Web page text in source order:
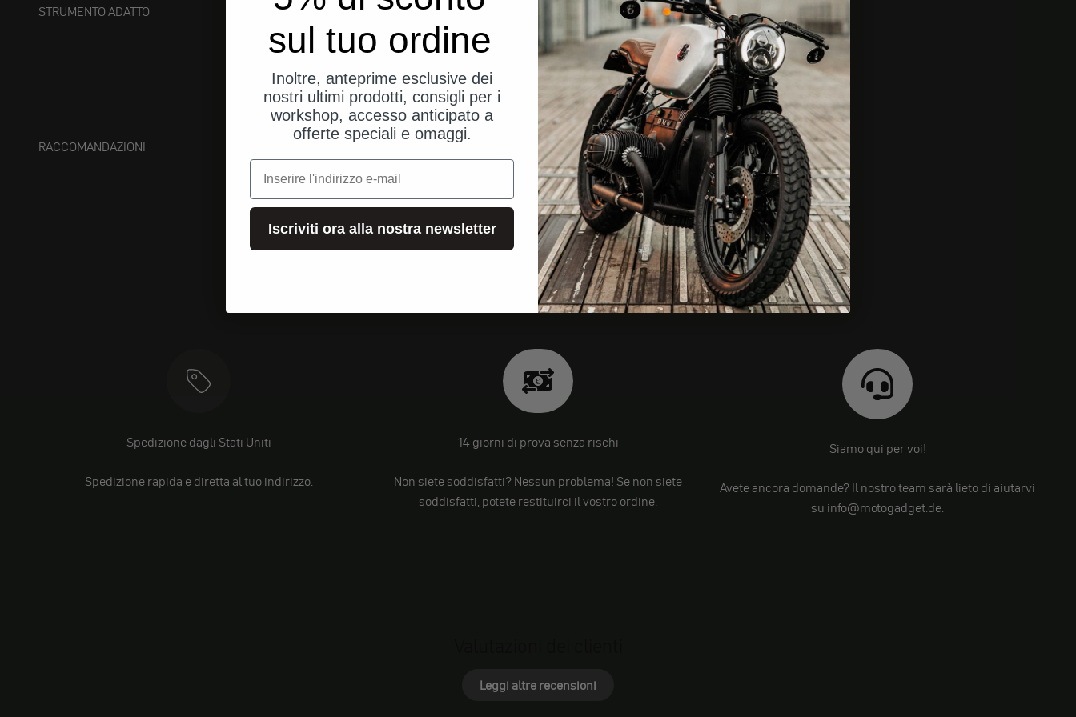
STRUMENTO ADATTO
RACCOMANDAZIONI
Spedizione dagli Stati Uniti
Spedizione rapida e diretta al tuo indirizzo.
14 giorni di prova senza rischi
Non siete soddisfatti? Nessun problema! Se non siete
soddisfatti, potete restituirci il vostro ordine.
Siamo qui per voi!
Avete ancora domande? Il nostro team sarà lieto di aiutarvi
su info@motogadget.de.
Leggi altre recensioni
sul tuo ordine
Inoltre, anteprime esclusive dei
nostri ultimi prodotti, consigli per i
workshop, accesso anticipato a
offerte speciali e omaggi.
e-mail
Iscriviti ora alla nostra newsletter